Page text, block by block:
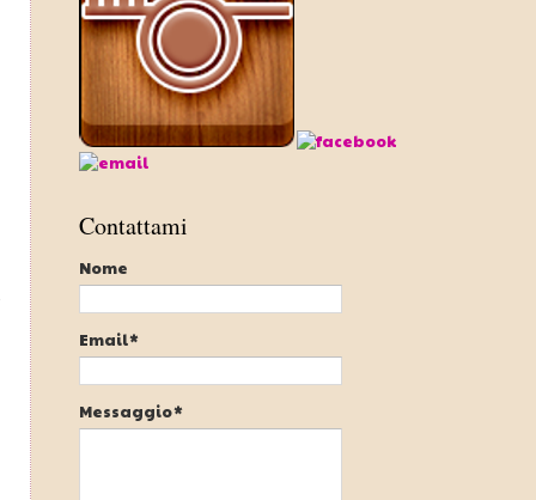
Contattami
Nome
Email*
Messaggio*